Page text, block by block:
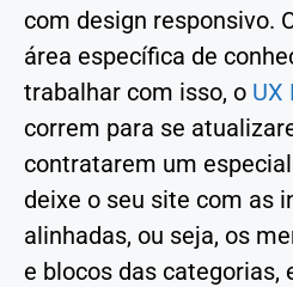
com design responsivo.
área específica de
trabalhar com isso, o UX
correm para se
contratarem um
deixe o seu site com as
alinhadas, ou seja, os
e blocos das categorias,